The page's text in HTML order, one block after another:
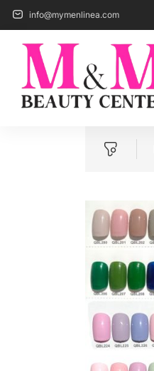
info@mymenlinea.com